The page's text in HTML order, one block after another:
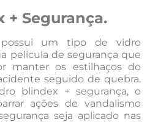
+ Segurança.
um tipo de vidro
película de segurança que
manter os estilhaços do
seguido de quebra.
blindex + segurança, o
ações de vandalismo
seja aplicado nas